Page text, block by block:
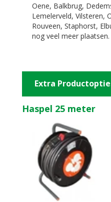
Oene, Balkbrug,
Lemelerveld, Vilsteren,
Rouveen, Staphorst,
nog veel meer plaatsen.
Extra
Haspel 25 meter